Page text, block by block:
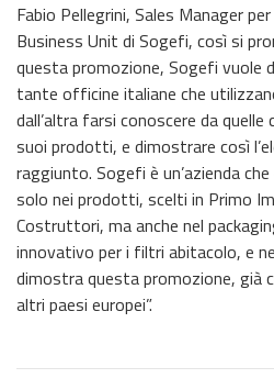
Fabio Pellegrini, Sales Manager
Business Unit di Sogefi, così si
questa promozione, Sogefi vuole
tante officine italiane che
dall’altra farsi conoscere da
suoi prodotti, e dimostrare così
raggiunto. Sogefi è un’azienda
solo nei prodotti, scelti in Primo
Costruttori, ma anche nel
innovativo per i filtri abitacolo, e
dimostra questa promozione, già
altri paesi europei”.